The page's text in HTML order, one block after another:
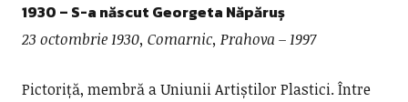
1930 – S-a născut Georgeta Năpăruș
23 octombrie 1930, Comarnic, Prahova – 1997
Pictoriță, membră a Uniunii Artiștilor Plastici. Între